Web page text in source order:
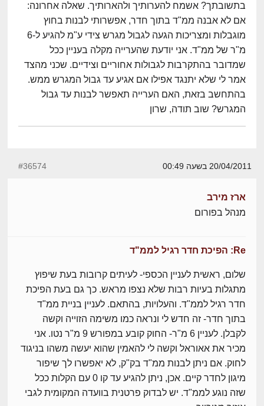
בתשובתך? אשמח להערותיך ולהארותיך. שאלה אחרונה:
אם לא אבנה ממ"ד בתוך חדר, אפשרותי לבנות בחוץ
מוגבלות ומצריכות הגעה לגבול מגרש צידי ע"מ להגיע ל-6
מ"ר של ממ"ד. אני יודעת שהערייה מקלה בעניין ככל
שמדובר בהתקרבות לגבולות אחוריים וצידיים. שכני מהצד
אמר לי שלא יתנגד אפילו אם אגיע עד גבול המגרש ממש.
בהתחשב בזאת, האם הערייה תאפשר לבנות עד גבול
המגרש? שוב תודה, שרון
20/04/2011 בשעה 00:49 #36574
ארז מירב
מנהל בפורום
Re: הפיכת חדר רגיל לממ"ד
שלום, ראשית לעניין הכספי- לעיתים קרובות בעת שיפוץ
מתגלות בעיות רבות שלא נצפו מראש. כך גם בעת הפיכת
חדר רגיל לממ"ד. והעלויות, בהתאם. לעניין בניית ממ"ד
בתוך חדר- זה חדש לי ונראה כמו משימה הזוייה וקשה
לקבלן. לעניין 6 מ"ר- החוק קובע במפורש 9 מ"ר נטו. אני
מכיר את אאוראל וקשה לי להאמין שהוא יעשה משהו בניגוד
לחוק. אם ניתן לבנות ממ"ד בק"ק, לא יאפשרו לך שיפור
מיגון לחדר קיים. אכן, ניתן להגיע עד קו 0 עם הקלות ככל
שזה נוגע לממ"ד. יש לבדוק פרטנית בוועדה המקומית לגבי